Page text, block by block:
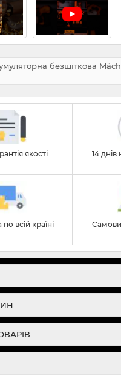
безщіткова
якості
14
всій країні